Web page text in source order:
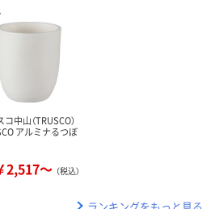
コ中山（TRUSCO）
アルミナるつぼ
2,517～ （税込）
ランキングをもっと見る